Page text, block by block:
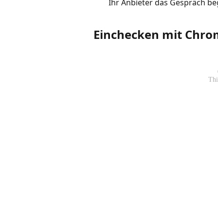
Ihr Anbieter das Gespräch
Einchecken mit